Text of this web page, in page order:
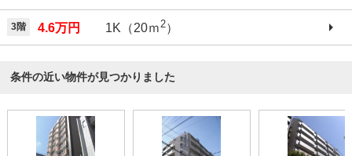
3階 4.6万円 1K（20ｍ 2）
条件の近い物件が見つかりました